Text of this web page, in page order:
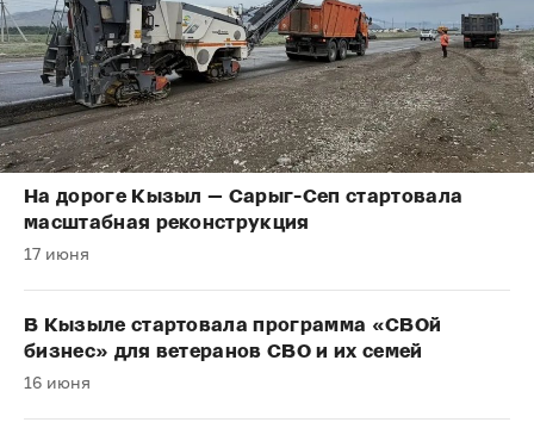
На дороге Кызыл — Сарыг-Сеп стартовала
масштабная реконструкция
17 июня
В Кызыле стартовала программа «СВОй
бизнес» для ветеранов СВО и их семей
16 июня